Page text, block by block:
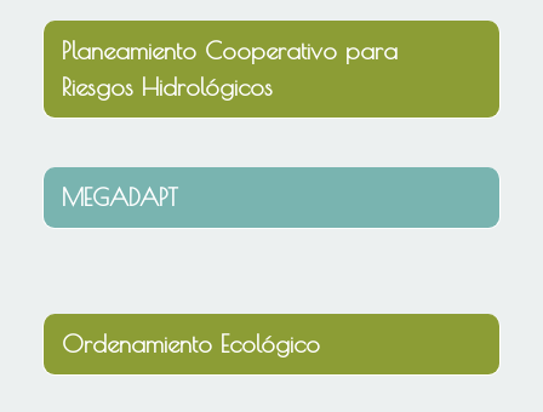
Planeamiento Cooperativo para
Riesgos Hidrológicos
MEGADAPT
Ordenamiento Ecológico